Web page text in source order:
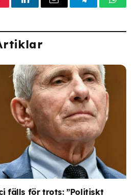
LinkedInEmail Telegram
fälls för trots: ”Politiskt